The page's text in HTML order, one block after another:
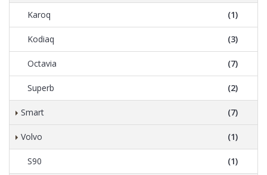
Karoq (1)
Kodiaq (3)
Octavia (7)
Superb (2)
Smart (7)
Volvo (1)
S90 (1)